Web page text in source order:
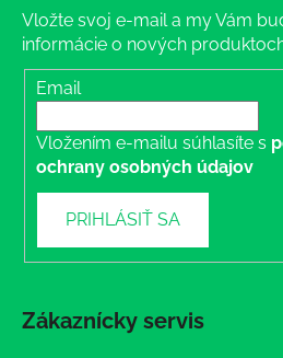
Vložte svoj e-mail a my Vám
informácie o nových
Email
Vložením e-mailu súhlasíte s
ochrany osobných údajov
PRIHLÁSIŤ SA
Zákaznícky servis